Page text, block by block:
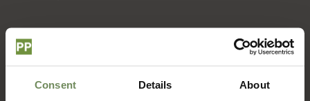
Consent Details About